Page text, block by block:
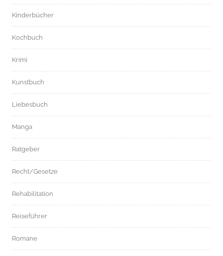
Kinderbücher
Kochbuch
Krimi
Kunstbuch
Liebesbuch
Manga
Ratgeber
Recht/Gesetze
Rehabilitation
Reiseführer
Romane